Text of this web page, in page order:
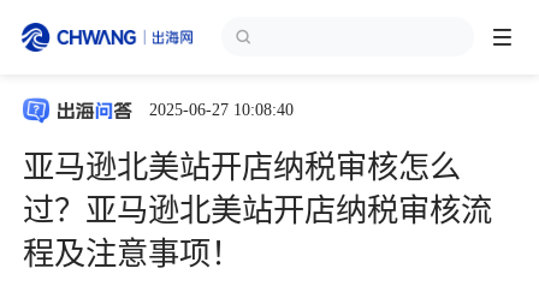
跨境展会
出海服务
出海资讯
2025-06-27 10:08:40
亚马逊北美站开店纳税审核怎么
过？亚马逊北美站开店纳税审核流
程及注意事项！